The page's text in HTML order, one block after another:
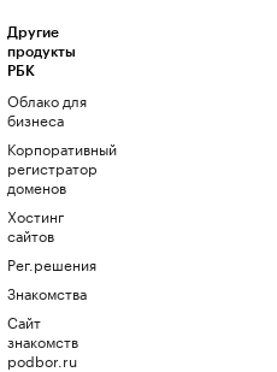
Другие
продукты
РБК
Облако для
бизнеса
Корпоративный
регистратор
доменов
Хостинг
сайтов
Рег.решения
Знакомства
Сайт
знакомств
podbor.ru